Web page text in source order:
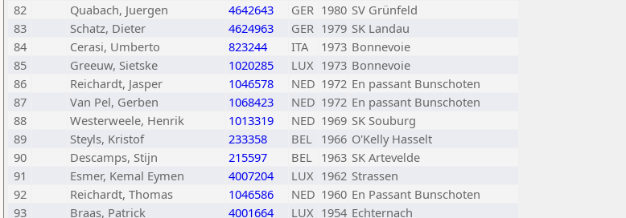
82
Quabach, Juergen 4642643 GER 1980 SV Grünfeld
83
Schatz, Dieter 4624963 GER 1979 SK Landau
84
Cerasi, Umberto 823244 ITA 1973 Bonnevoie
85
Greeuw, Sietske 1020285 LUX 1973 Bonnevoie
86
Reichardt, Jasper 1046578 NED 1972 En passant Bunschoten
87
Van Pel, Gerben 1068423 NED 1972 En passant Bunschoten
88
Westerweele, Henrik 1013319 NED 1969 SK Souburg
89
Steyls, Kristof 233358 BEL 1966 O'Kelly Hasselt
90
Descamps, Stijn 215597 BEL 1963 SK Artevelde
91
Esmer, Kemal Eymen 4007204 LUX 1962 Strassen
92
Reichardt, Thomas 1046586 NED 1960 En Passant Bunschoten
93
Braas, Patrick 4001664 LUX 1954 Echternach